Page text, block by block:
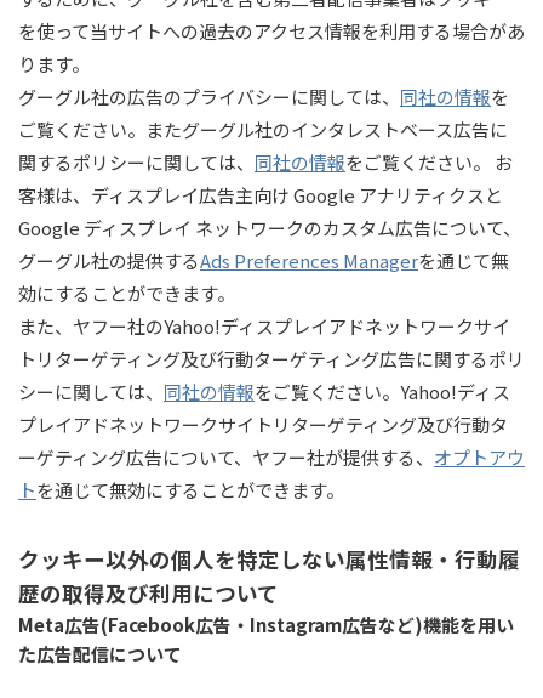
を使って当サイトへの過去のアクセス情報を利用する場合があ
ります。
グーグル社の広告のプライバシーに関しては、 同社の情報を
ご覧ください。またグーグル社のインタレストベース広告に
関するポリシーに関しては、 同社の情報をご覧ください。 お
客様は、ディスプレイ広告主向け Google アナリティクスと
Google ディスプレイ ネットワークのカスタム広告について、
グーグル社の提供するAds Preferences Managerを通じて無
効にすることができます。
また、ヤフー社のYahoo!ディスプレイアドネットワークサイ
トリターゲティング及び行動ターゲティング広告に関するポリ
シーに関しては、 同社の情報をご覧ください。Yahoo!ディス
プレイアドネットワークサイトリターゲティング及び行動タ
ーゲティング広告について、ヤフー社が提供する、 オプトアウ
トを通じて無効にすることができます。
クッキー以外の個人を特定しない属性情報・行動履
歴の取得及び利用について
Meta広告(Facebook広告・Instagram広告など)機能を用い
た広告配信について